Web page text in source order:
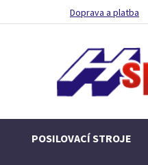
Doprava a platba
POSILOVACÍ STROJE